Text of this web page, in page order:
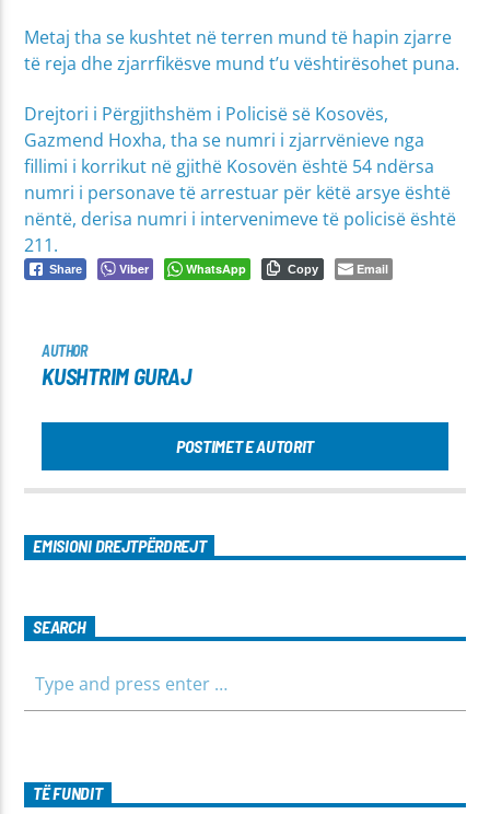
Metaj tha se kushtet në terren mund të hapin zjarre
të reja dhe zjarrfikësve mund t’u vështirësohet puna.
Drejtori i Përgjithshëm i Policisë së Kosovës,
Gazmend Hoxha, tha se numri i zjarrvënieve nga
fillimi i korrikut në gjithë Kosovën është 54 ndërsa
numri i personave të arrestuar për këtë arsye është
nëntë, derisa numri i intervenimeve të policisë është
211.
Share Viber WhatsApp Copy Email
AUTHOR
KUSHTRIM GURAJ
POSTIMET E AUTORIT
EMISIONI DREJTPËRDREJT
SEARCH
TË FUNDIT